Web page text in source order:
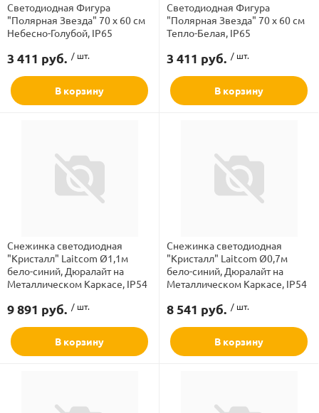
Светодиодная Фигура
"Полярная Звезда" 70 x 60 см
Небесно-Голубой, IP65
3 411 руб. / шт.
В корзину
Светодиодная Фигура
"Полярная Звезда" 70 x 60 см
Тепло-Белая, IP65
3 411 руб. / шт.
В корзину
Снежинка светодиодная
"Кристалл" Laitcom Ø1,1м
бело-синий, Дюралайт на
Металлическом Каркасе, IP54
9 891 руб. / шт.
В корзину
Снежинка светодиодная
"Кристалл" Laitcom Ø0,7м
бело-синий, Дюралайт на
Металлическом Каркасе, IP54
8 541 руб. / шт.
В корзину